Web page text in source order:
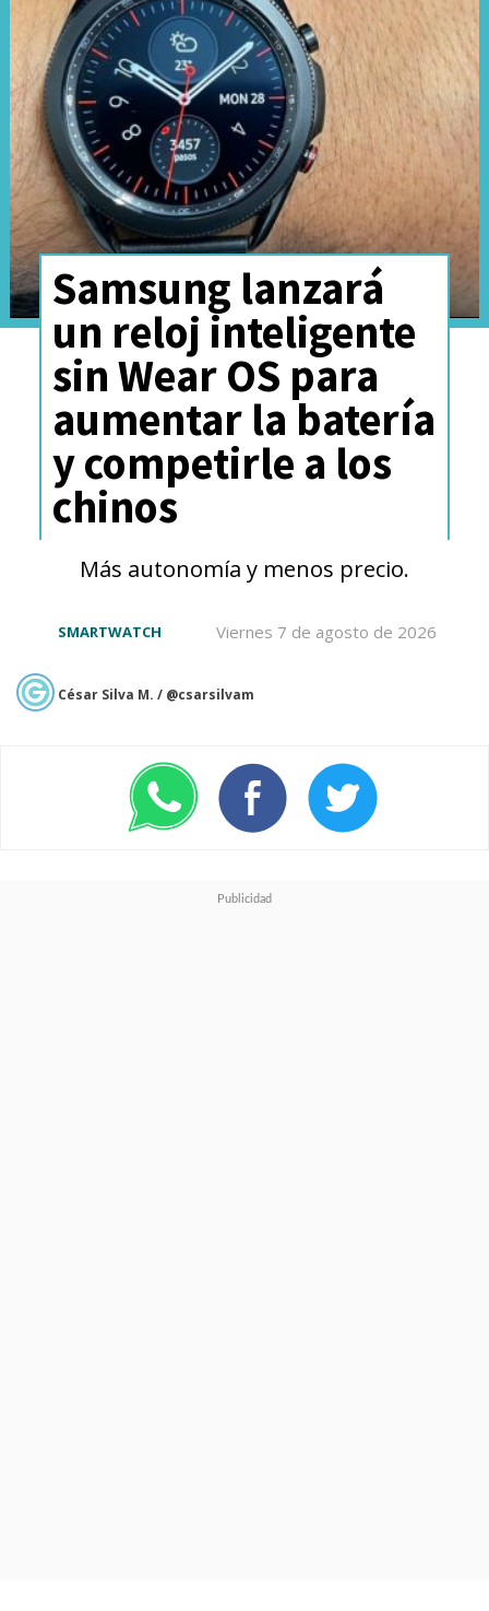
automáticas.
Username Key:Se introducirá
un código numérico adicional
que deberá compartirse junto al
nombre para iniciar un chat,
actuando como filtro contra
spam.
despliegue global
La compañía confirmó que
creadores, negocios y
organizaciones podrán
reclamar el mismo nombre que
Samsung lanzará
un reloj inteligente
sin Wear OS para
aumentar la batería
y competirle a los
chinos
Más autonomía y menos precio.
Viernes 7 de agosto de 2026
SMARTWATCH
César Silva M. / @csarsilvam